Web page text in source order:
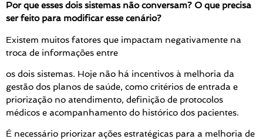
Por que esses dois sistemas não conversam? O que precisa
ser feito para modificar esse cenário?
Existem muitos fatores que impactam negativamente na
troca de informações entre
os dois sistemas. Hoje não há incentivos à melhoria da
gestão dos planos de saúde, como critérios de entrada e
priorização no atendimento, definição de protocolos
médicos e acompanhamento do histórico dos pacientes.
É necessário priorizar ações estratégicas para a melhoria de